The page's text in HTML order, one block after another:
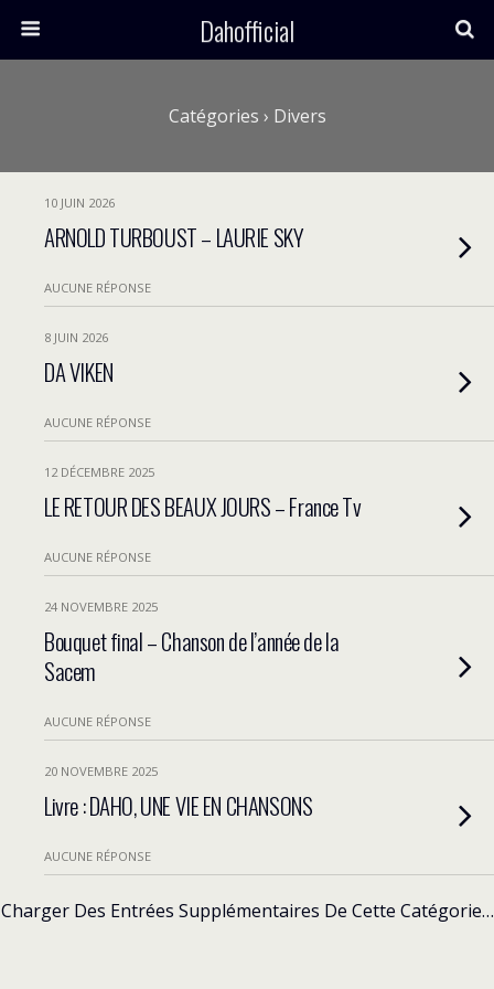
Dahofficial
Catégories › Divers
10 JUIN 2026
ARNOLD TURBOUST – LAURIE SKY
AUCUNE RÉPONSE
8 JUIN 2026
DA VIKEN
AUCUNE RÉPONSE
12 DÉCEMBRE 2025
LE RETOUR DES BEAUX JOURS – France Tv
AUCUNE RÉPONSE
24 NOVEMBRE 2025
Bouquet final – Chanson de l’année de la
Sacem
AUCUNE RÉPONSE
20 NOVEMBRE 2025
Livre : DAHO, UNE VIE EN CHANSONS
AUCUNE RÉPONSE
Charger Des Entrées Supplémentaires De Cette Catégorie…